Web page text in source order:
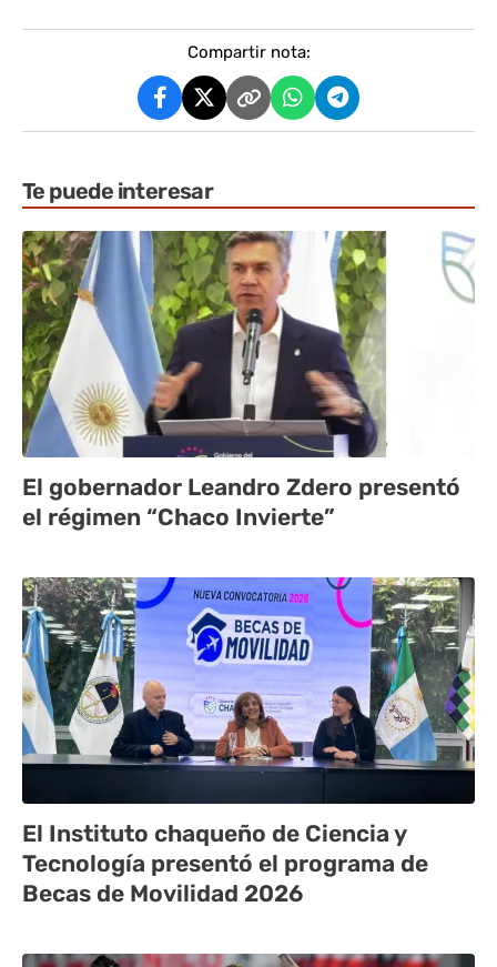
Compartir nota:
Te puede interesar
El gobernador Leandro Zdero presentó
el régimen “Chaco Invierte”
El Instituto chaqueño de Ciencia y
Tecnología presentó el programa de
Becas de Movilidad 2026